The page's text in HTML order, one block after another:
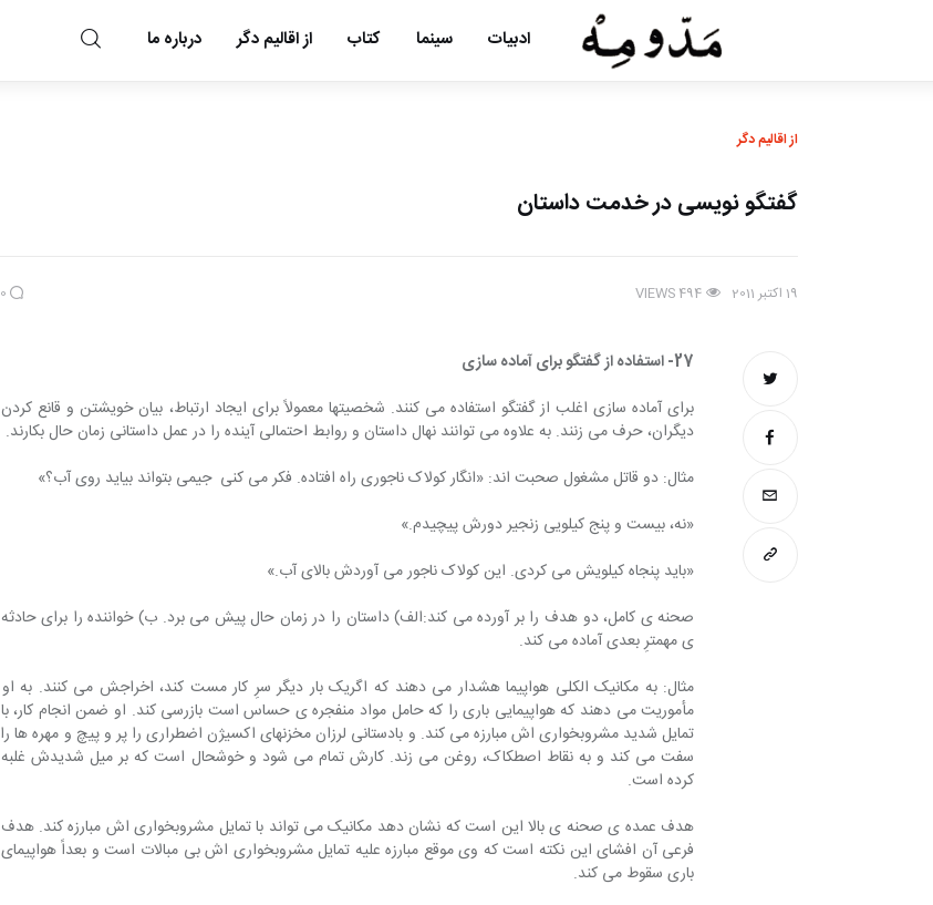
ادبیات سینما کتاب از اقالیم دگر درباره ما
از اقالیم دگر
گفتگو نویسی در خدمت داستان
19 اکتبر 2011 494
VIEWS
0
27- استفاده از گفتگو برای آماده سازی
برای آماده سازی اغلب از گفتگو استفاده می کنند. شخصیتها معمولاً برای ایجاد ارتباط، بیان خویشتن و قانع کردن
دیگران، حرف می زنند. به علاوه می توانند نهال داستان و روابط احتمالی آینده را در عمل داستانی زمان حال بکارند.
مثال: دو قاتل مشغول صحبت اند: «انگار کولاک ناجوری راه افتاده. فکر می کنی  جیمی بتواند بیاید روی آب؟»
«نه، بیست و پنج کیلویی زنجیر دورش پیچیدم.»
«باید پنجاه کیلویش می کردی. این کولاک ناجور می آوردش بالای آب.»
صحنه ی کامل، دو هدف را بر آورده می کند:الف) داستان را در زمان حال پیش می برد. ب) خواننده را برای حادثه
ی مهمترِ بعدی آماده می کند.
مثال: به مکانیک الکلی هواپیما هشدار می دهند که اگریک بار دیگر سرِ کار مست کند، اخراجش می کنند. به او
مأموریت می دهند که هواپیمایی باری را که حامل مواد منفجره ی حساس است بازرسی کند. او ضمن انجام کار، با
تمایل شدید مشروبخواری اش مبارزه می کند. و بادستانی لرزان مخزنهای اکسیژن اضطراری را پر و پیچ و مهره ها را
سفت می کند و به نقاط اصطکاک، روغن می زند. کارش تمام می شود و خوشحال است که بر میل شدیدش غلبه
کرده است.
هدف عمده ی صحنه ی بالا این است که نشان دهد مکانیک می تواند با تمایل مشروبخواری اش مبارزه کند. هدف
فرعی آن افشای این نکته است که وی موقع مبارزه علیه تمایل مشروبخواری اش بی مبالات است و بعداً هواپیمای
باری سقوط می کند.